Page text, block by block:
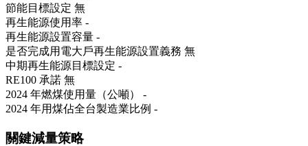
節能目標設定 無
再生能源使用率 -
再生能源設置容量 -
是否完成用電大戶再生能源設置義務 無
中期再生能源目標設定 -
RE100 承諾 無
2024 年燃煤使用量（公噸） -
2024 年用煤佔全台製造業比例 -
關鍵減量策略